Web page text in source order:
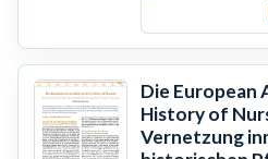
Die European
History of
Vernetzung